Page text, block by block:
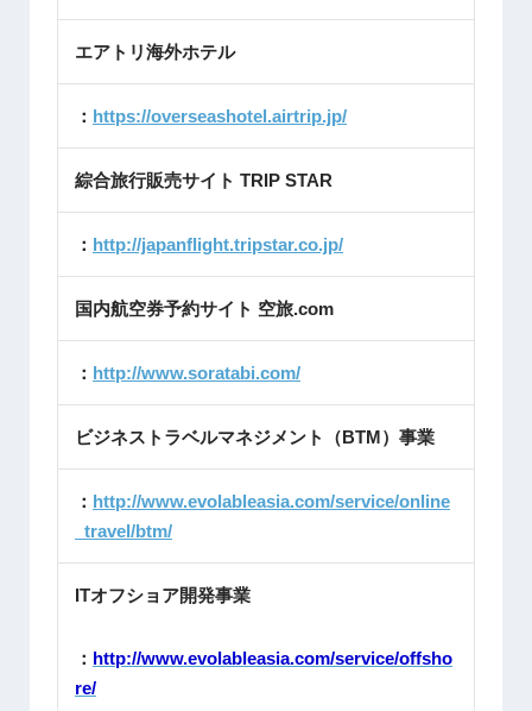
エアトリ海外ホテル
： https://overseashotel.airtrip.jp/
綜合旅行販売サイト TRIP STAR
： http://japanflight.tripstar.co.jp/
国内航空券予約サイト 空旅.com
： http://www.soratabi.com/
ビジネストラベルマネジメント（BTM）事業
： http://www.evolableasia.com/service/online
_travel/btm/
ITオフショア開発事業
： http://www.evolableasia.com/service/offsho
re/